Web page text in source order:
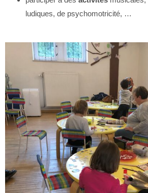
ludiques, de psychomotricité, …